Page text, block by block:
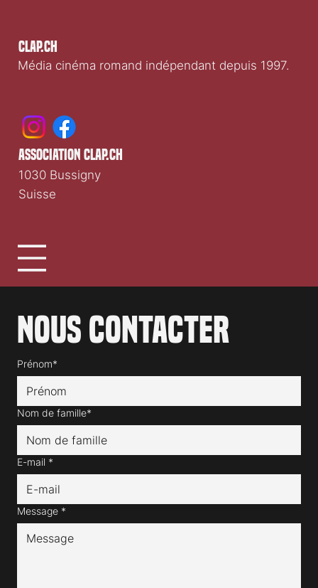
Clap.ch
Média cinéma romand indépendant depuis 1997.
Nous contacter
Prénom*
Nom de famille*
E-mail *
Message *
association clap.ch
1030 Bussigny
Suisse